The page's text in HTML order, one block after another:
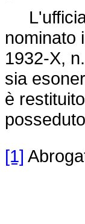
nominato
1932-X,
sia
è
[1]